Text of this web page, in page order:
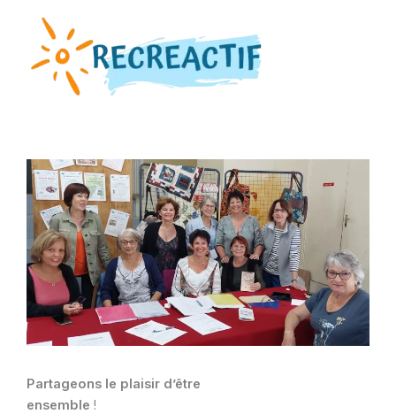
contenu
Partageons le plaisir d’être
ensemble !